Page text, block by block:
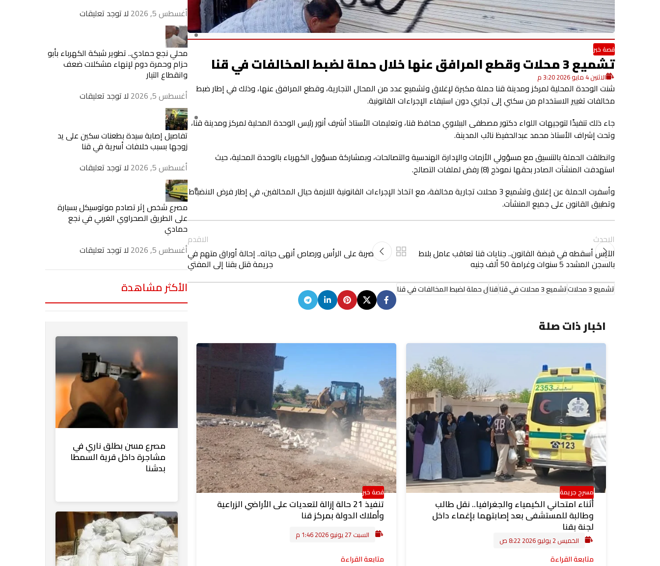
قصة خبر
تشميع 3 محلات وقطع المرافق عنها خلال حملة لضبط المخالفات في قنا
الاثنين 4 مايو 2026 3:20 م
شنت الوحدة المحلية لمركز ومدينة قنا حملة مكبرة لإغلاق وتشميع عدد من المحال التجارية، وقطع المرافق عنها، وذلك في إطار ضبط
مخالفات تغيير الاستخدام من سكني إلى تجاري دون استيفاء الإجراءات القانونية.
جاء ذلك تنفيذًا لتوجيهات اللواء دكتور مصطفى الببلاوي محافظ قنا، وتعليمات الأستاذ أشرف أنور رئيس الوحدة المحلية لمركز ومدينة قنا،
وتحت إشراف الأستاذ محمد عبدالحفيظ نائب المدينة.
وانطلقت الحملة بالتنسيق مع مسؤولي الأزمات والإدارة الهندسية والتصالحات، وبمشاركة مسؤول الكهرباء بالوحدة المحلية، حيث
استهدفت المنشآت الصادر بحقها نموذج (8) رفض لملفات التصالح.
وأسفرت الحملة عن إغلاق وتشميع 3 محلات تجارية مخالفة، مع اتخاذ الإجراءات القانونية اللازمة حيال المخالفين، في إطار فرض الانضباط
وتطبيق القانون على جميع المنشآت.
الاحدث
الآيس أسقطه في قبضة القانون.. جنايات قنا تعاقب عامل بلاط
بالسجن المشدد 5 سنوات وغرامة 50 ألف جنيه
الاقدم
ضربة على الرأس ورصاص أنهى حياته.. إحالة أوراق متهم في
جريمة قتل بقنا إلى المفتي
تشميع 3 محلات تشميع 3 محلات في قنا قنال حملة لضبط المخالفات في قنا
اخبار ذات صلة
مسرح جريمة
أثناء امتحاني الكيمياء والجغرافيا.. نقل طالب
وطالبة للمستشفى بعد إصابتهما بإغماء داخل
لجنة بقنا
الخميس 2 يوليو 2026 8:22 ص
متابعة القراءة
قصة خبر
تنفيذ 21 حالة إزالة لتعديات على الأراضي الزراعية
وأملاك الدولة بمركز قنا
السبت 27 يونيو 2026 1:46 م
متابعة القراءة
أغسطس 5, 2026
لا توجد تعليقات
محلي نجع حمادي.. تطوير شبكة الكهرباء بأبو
حزام وحمرة دوم لإنهاء مشكلات ضعف
وانقطاع التيار
أغسطس 5, 2026
لا توجد تعليقات
تفاصيل إصابة سيدة بطعنات سكين على يد
زوجها بسبب خلافات أسرية في قنا
أغسطس 5, 2026
لا توجد تعليقات
مصرع شخص إثر تصادم موتوسيكل بسيارة
على الطريق الصحراوي الغربي في نجع
حمادي
أغسطس 5, 2026
لا توجد تعليقات
الأكثر مشاهدة
مصرع مسن بطلق ناري في
مشاجرة داخل قرية السمطا
بدشنا